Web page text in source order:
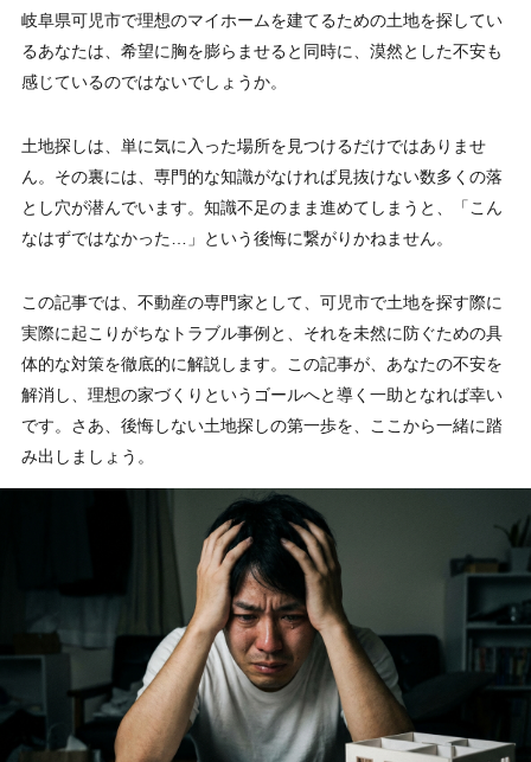
岐阜県可児市で理想のマイホームを建てるための土地を探してい
るあなたは、希望に胸を膨らませると同時に、漠然とした不安も
感じているのではないでしょうか。
土地探しは、単に気に入った場所を見つけるだけではありませ
ん。その裏には、専門的な知識がなければ見抜けない数多くの落
とし穴が潜んでいます。知識不足のまま進めてしまうと、「こん
なはずではなかった…」という後悔に繋がりかねません。
この記事では、不動産の専門家として、可児市で土地を探す際に
実際に起こりがちなトラブル事例と、それを未然に防ぐための具
体的な対策を徹底的に解説します。この記事が、あなたの不安を
解消し、理想の家づくりというゴールへと導く一助となれば幸い
です。さあ、後悔しない土地探しの第一歩を、ここから一緒に踏
み出しましょう。